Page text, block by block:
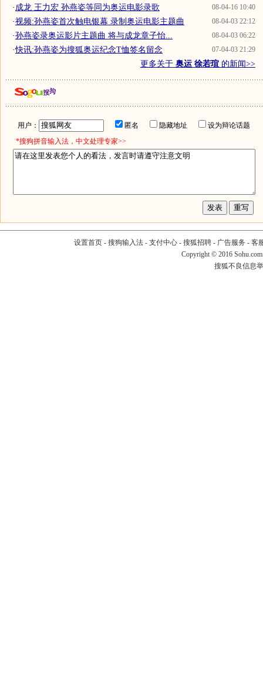
08-04-16 10:40
·成龙 王力宏 孙燕姿等同为奥运电影录歌
08-04-03 22:12
·视频:孙燕姿首次触电银幕 录制奥运电影主题曲
08-04-03 06:22
·孙燕姿录奥运影片主题曲 将与成龙章子怡...
07-04-03 21:29
·快讯:孙燕姿为搜狐奥运纪念T恤签名留念
更多关于 奥运 徐若瑄 的新闻>>
用户： 匿名 隐藏地址
设为辩论话题
*搜狗拼音输入法，中文处理专家>>
设置首页- 搜狗输入法- 支付中心- 搜狐招聘- 广告服务 - 客
Copyright © 2016
搜狐不良信息